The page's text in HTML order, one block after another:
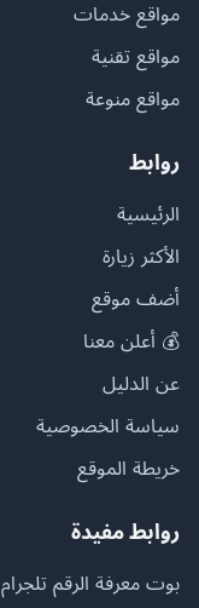
مواقع خدمات
مواقع تقنية
مواقع منوعة
روابط
الرئيسية
الأكثر زيارة
أضف موقع
💰 أعلن معنا
عن الدليل
سياسة الخصوصية
خريطة الموقع
روابط مفيدة
بوت معرفة الرقم تلجرام